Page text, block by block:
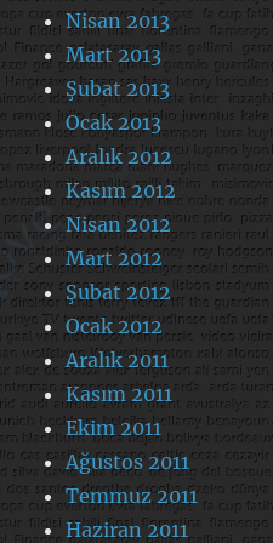
Nisan 2013
Mart 2013
Şubat 2013
Ocak 2013
Aralık 2012
Kasım 2012
Nisan 2012
Mart 2012
Şubat 2012
Ocak 2012
Aralık 2011
Kasım 2011
Ekim 2011
Ağustos 2011
Temmuz 2011
Haziran 2011